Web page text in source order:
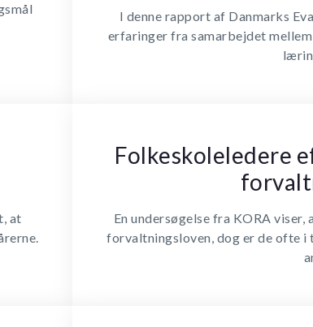
I denne rapport af Danmarks
erfaringer fra samarbejdet
at
Folkeskoleledere
En undersøgelse fra KORA
forvaltningsloven, dog er de ofte i